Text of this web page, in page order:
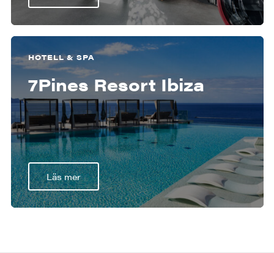
HOTELL & SPA
7Pines Resort Ibiza
Läs mer